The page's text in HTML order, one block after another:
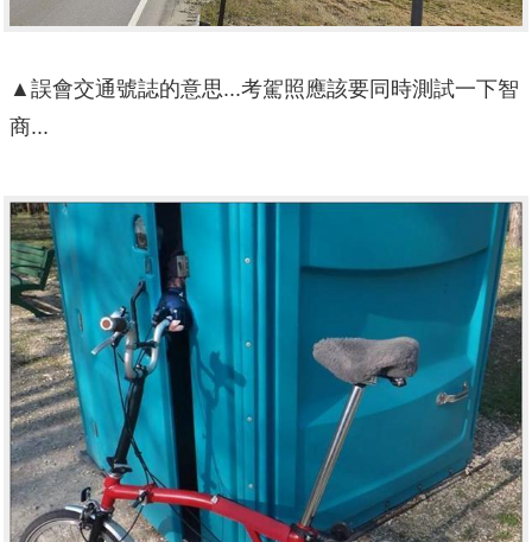
▲誤會交通號誌的意思...考駕照應該要同時測試一下智
商...